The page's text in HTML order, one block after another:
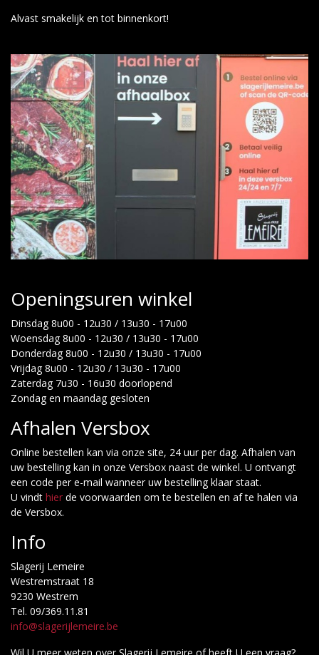
Alvast smakelijk en tot binnenkort!
Openingsuren winkel
Dinsdag 8u00 - 12u30 / 13u30 - 17u00
Woensdag 8u00 - 12u30 / 13u30 - 17u00
Donderdag 8u00 - 12u30 / 13u30 - 17u00
Vrijdag 8u00 - 12u30 / 13u30 - 17u00
Zaterdag 7u30 - 16u30 doorlopend
Zondag en maandag gesloten
Afhalen Versbox
Online bestellen kan via onze site, 24 uur per dag. Afhalen van
uw bestelling kan in onze Versbox naast de winkel. U ontvangt
een code per e-mail wanneer uw bestelling klaar staat.
U vindt hier de voorwaarden om te bestellen en af te halen via
de Versbox.
Info
Slagerij Lemeire
Westremstraat 18
9230 Westrem
Tel. 09/369.11.81
info@slagerijlemeire.be
Wil U meer weten over Slagerij Lemeire of heeft U een vraag?